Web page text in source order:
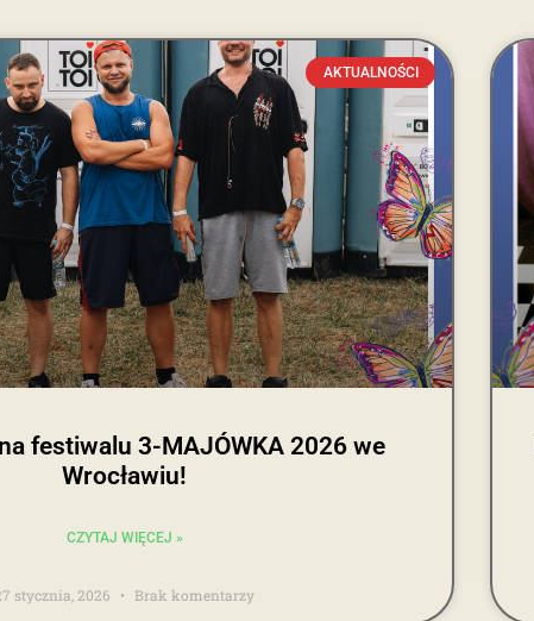
AKTUALNOŚCI
festiwalu 3-MAJÓWKA 2026 we
Wrocławiu!
CZYTAJ WIĘCEJ »
stycznia, 2026 Brak komentarzy